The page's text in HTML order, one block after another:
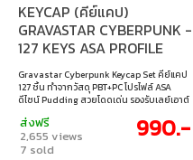
KEYCAP (คีย์แคป)
GRAVASTAR CYBERPUNK -
127 KEYS ASA PROFILE
EN/TH BLACK
Gravastar Cyberpunk Keycap Set คีย์แคป
127 ชิ้น ทำจากวัสดุ PBT+PC โปรไฟล์ ASA
ดีไซน์ Pudding สวยโดดเด่น รองรับเลย์เอาต์
ไทย คมชัดด้วยเทคโนโลยีซับลิเมชัน สีสัน
สดใส ทนทาน ไม่ซีดง่าย เหมาะสำหรับอัป
เกรดคีย์บอร์ดทุกสไตล์ (ไม่รวมคีย์บอร์ด)
ส่งฟรี
2,655 views
7 sold
990.-